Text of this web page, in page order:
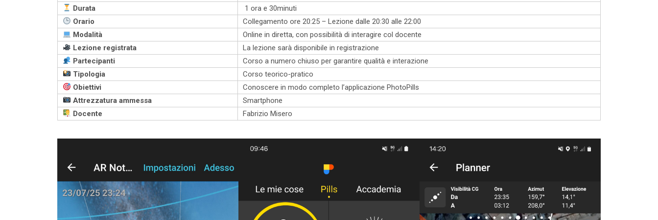
Durata
1 ora e 30minuti
Orario
Collegamento ore 20:25 – Lezione dalle 20:30 alle 22:00
Modalità
Online in diretta, con possibilità di interagire col docente
Lezione registrata
La lezione sarà disponibile in registrazione
Partecipanti
Corso a numero chiuso per garantire qualità e interazione
Tipologia
Corso teorico-pratico
Obiettivi
Conoscere in modo completo l’applicazione PhotoPills
Attrezzatura ammessa
Smartphone
Docente
Fabrizio Misero